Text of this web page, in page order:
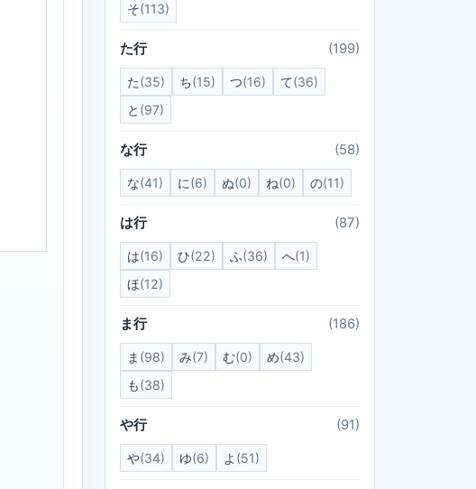
そ(113)
た行 (199)
た(35) ち(15) つ(16) て(36)
と (97)
な行 (58)
な(41) に(6) ぬ(0) ね(0) の(11)
は行 (87)
は(16) ひ(22) ふ(36) へ(1)
ほ(12)
ま行 (186)
ま (98) み(7) む(0) め(43)
も(38)
や行 (91)
や(34) ゆ(6) よ (51)